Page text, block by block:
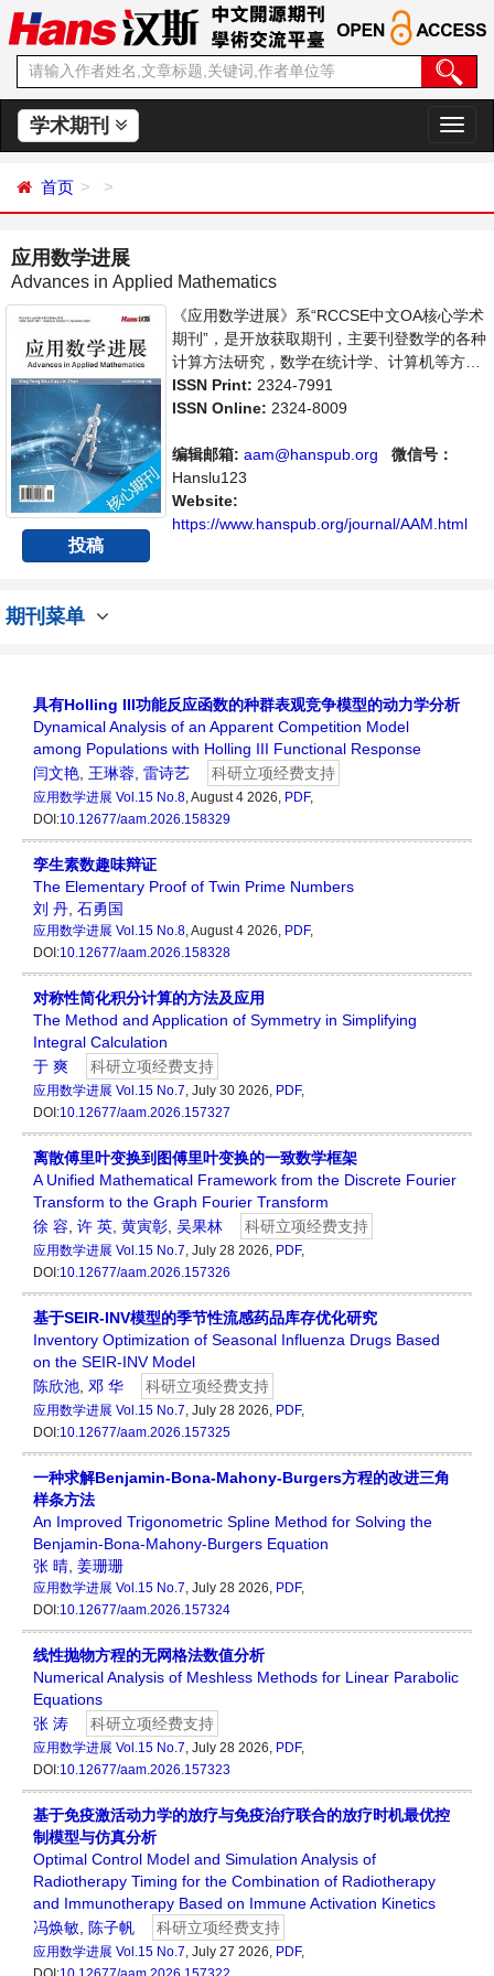
学术期刊
切
换
首页
应用数学进展
Advances in Applied Mathematics
投稿
《应用数学进展》系“RCCSE中文OA核心学术
期刊”，是开放获取期刊，主要刊登数学的各种
计算方法研究，数学在统计学、计算机等方面
应用的学术论文和成果评述。本刊支持思想创
新、学术创新，倡导科学，繁荣学术，集学术
家、学者、科研人员提供一个传播、分享和讨
论应用数学领域内不同方向问题与发展的交流
平台。
ISSN Print: 2324-7991
ISSN Online: 2324-8009
编辑邮箱: aam@hanspub.org
微信号：
Hanslu123
Website:
https://www.hanspub.org/journal/AAM.html
期刊菜单
具有Holling III功能反应函数的种群表观竞争模型的动力学分析
Dynamical Analysis of an Apparent Competition Model
among Populations with Holling III Functional Response
闫文艳 王琳蓉 雷诗艺 科研立项经费支持
应用数学进展 Vol.15 No.8 , August 4 2026, PDF,
DOI:10.12677/aam.2026.158329
孪生素数趣味辩证
The Elementary Proof of Twin Prime Numbers
刘 丹 石勇国
应用数学进展 Vol.15 No.8 , August 4 2026, PDF,
DOI:10.12677/aam.2026.158328
对称性简化积分计算的方法及应用
The Method and Application of Symmetry in Simplifying
Integral Calculation
于 爽
科研立项经费支持
应用数学进展 Vol.15 No.7 , July 30 2026, PDF,
DOI:10.12677/aam.2026.157327
离散傅里叶变换到图傅里叶变换的一致数学框架
A Unified Mathematical Framework from the Discrete Fourier
Transform to the Graph Fourier Transform
徐 容 许 英 黄寅彰 吴果林 科研立项经费支持
应用数学进展 Vol.15 No.7 , July 28 2026, PDF,
DOI:10.12677/aam.2026.157326
基于SEIR-INV模型的季节性流感药品库存优化研究
Inventory Optimization of Seasonal Influenza Drugs Based
on the SEIR-INV Model
陈欣池 邓 华 科研立项经费支持
应用数学进展 Vol.15 No.7 , July 28 2026, PDF,
DOI:10.12677/aam.2026.157325
一种求解Benjamin-Bona-Mahony-Burgers方程的改进三角
样条方法
An Improved Trigonometric Spline Method for Solving the
Benjamin-Bona-Mahony-Burgers Equation
张 晴 姜珊珊
应用数学进展 Vol.15 No.7 , July 28 2026, PDF,
DOI:10.12677/aam.2026.157324
线性抛物方程的无网格法数值分析
Numerical Analysis of Meshless Methods for Linear Parabolic
Equations
张 涛
科研立项经费支持
应用数学进展 Vol.15 No.7 , July 28 2026, PDF,
DOI:10.12677/aam.2026.157323
基于免疫激活动力学的放疗与免疫治疗联合的放疗时机最优控
制模型与仿真分析
Optimal Control Model and Simulation Analysis of
Radiotherapy Timing for the Combination of Radiotherapy
and Immunotherapy Based on Immune Activation Kinetics
冯焕敏 陈子帆 科研立项经费支持
应用数学进展 Vol.15 No.7 , July 27 2026, PDF,